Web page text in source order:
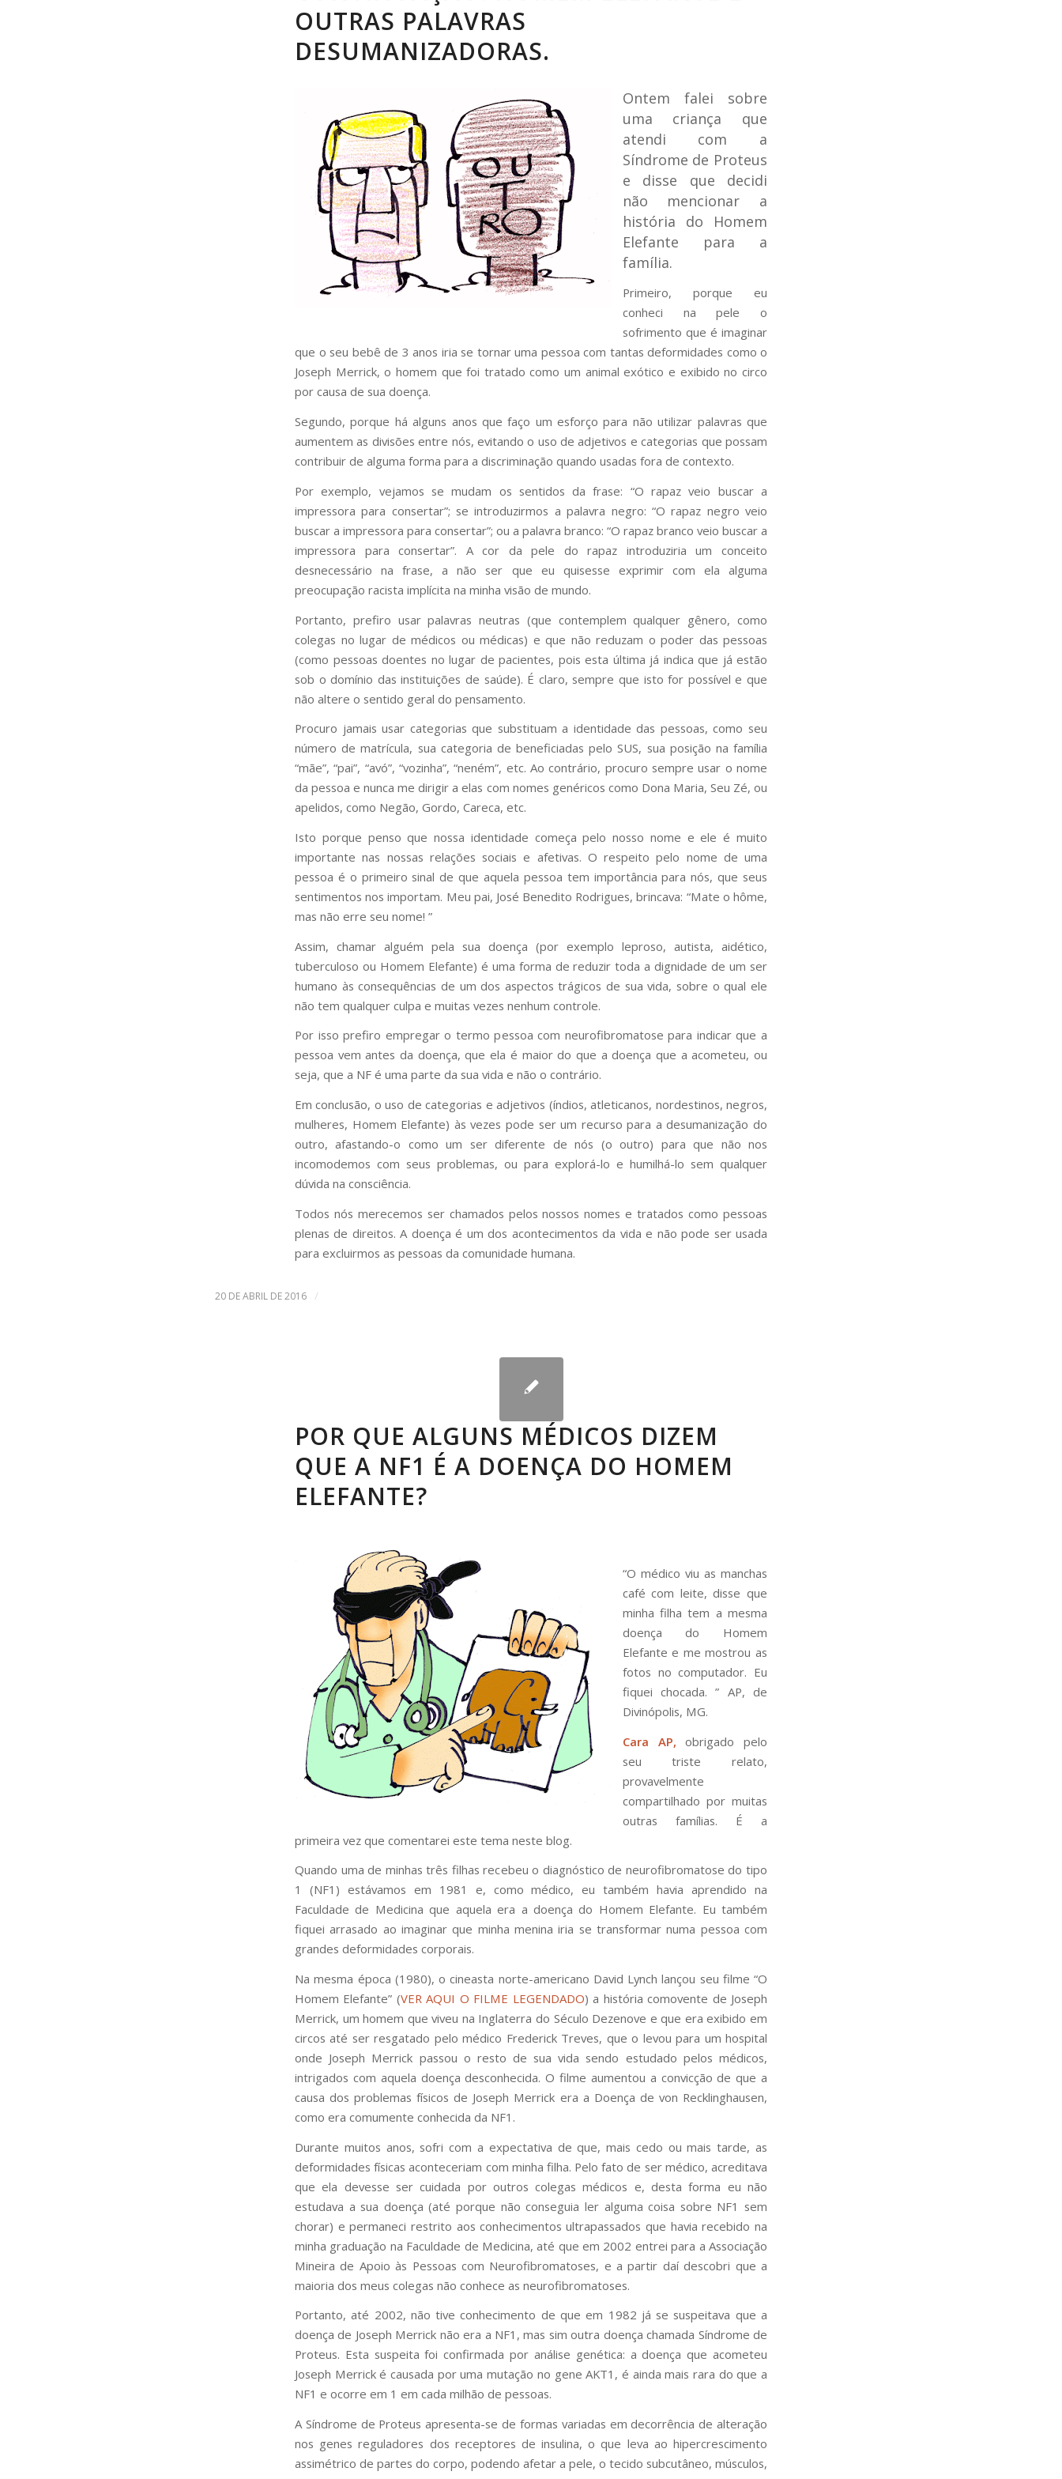
OUTRAS PALAVRAS
DESUMANIZADORAS.
Ontem falei sobre
uma criança que
atendi com a
Síndrome de Proteus
e disse que decidi
não mencionar a
história do Homem
Elefante para a
família.
Primeiro, porque eu
conheci na pele o
sofrimento que é imaginar
que o seu bebê de 3 anos iria se tornar uma pessoa com tantas deformidades como o
Joseph Merrick, o homem que foi tratado como um animal exótico e exibido no circo
por causa de sua doença.
Segundo, porque há alguns anos que faço um esforço para não utilizar palavras que
aumentem as divisões entre nós, evitando o uso de adjetivos e categorias que possam
contribuir de alguma forma para a discriminação quando usadas fora de contexto.
Por exemplo, vejamos se mudam os sentidos da frase: “O rapaz veio buscar a
impressora para consertar”; se introduzirmos a palavra negro: “O rapaz negro veio
buscar a impressora para consertar”; ou a palavra branco: “O rapaz branco veio buscar a
impressora para consertar”. A cor da pele do rapaz introduziria um conceito
desnecessário na frase, a não ser que eu quisesse exprimir com ela alguma
preocupação racista implícita na minha visão de mundo.
Portanto, prefiro usar palavras neutras (que contemplem qualquer gênero, como
colegas no lugar de médicos ou médicas) e que não reduzam o poder das pessoas
(como pessoas doentes no lugar de pacientes, pois esta última já indica que já estão
sob o domínio das instituições de saúde). É claro, sempre que isto for possível e que
não altere o sentido geral do pensamento.
Procuro jamais usar categorias que substituam a identidade das pessoas, como seu
número de matrícula, sua categoria de beneficiadas pelo SUS, sua posição na família
“mãe”, “pai”, “avó”, “vozinha”, “neném”, etc. Ao contrário, procuro sempre usar o nome
da pessoa e nunca me dirigir a elas com nomes genéricos como Dona Maria, Seu Zé, ou
apelidos, como Negão, Gordo, Careca, etc.
Isto porque penso que nossa identidade começa pelo nosso nome e ele é muito
importante nas nossas relações sociais e afetivas. O respeito pelo nome de uma
pessoa é o primeiro sinal de que aquela pessoa tem importância para nós, que seus
sentimentos nos importam. Meu pai, José Benedito Rodrigues, brincava: “Mate o hôme,
mas não erre seu nome! ”
Assim, chamar alguém pela sua doença (por exemplo leproso, autista, aidético,
tuberculoso ou Homem Elefante) é uma forma de reduzir toda a dignidade de um ser
humano às consequências de um dos aspectos trágicos de sua vida, sobre o qual ele
não tem qualquer culpa e muitas vezes nenhum controle.
Por isso prefiro empregar o termo pessoa com neurofibromatose para indicar que a
pessoa vem antes da doença, que ela é maior do que a doença que a acometeu, ou
seja, que a NF é uma parte da sua vida e não o contrário.
Em conclusão, o uso de categorias e adjetivos (índios, atleticanos, nordestinos, negros,
mulheres, Homem Elefante) às vezes pode ser um recurso para a desumanização do
outro, afastando-o como um ser diferente de nós (o outro) para que não nos
incomodemos com seus problemas, ou para explorá-lo e humilhá-lo sem qualquer
dúvida na consciência.
Todos nós merecemos ser chamados pelos nossos nomes e tratados como pessoas
plenas de direitos. A doença é um dos acontecimentos da vida e não pode ser usada
para excluirmos as pessoas da comunidade humana.
20 DE ABRIL DE 2016 /
POR QUE ALGUNS MÉDICOS DIZEM
QUE A NF1 É A DOENÇA DO HOMEM
ELEFANTE?
“O médico viu as manchas
café com leite, disse que
minha filha tem a mesma
doença do Homem
Elefante e me mostrou as
fotos no computador. Eu
fiquei chocada. ” AP, de
Divinópolis, MG.
Cara AP, obrigado pelo
seu triste relato,
provavelmente
compartilhado por muitas
outras famílias. É a
primeira vez que comentarei este tema neste blog.
Quando uma de minhas três filhas recebeu o diagnóstico de neurofibromatose do tipo
1 (NF1) estávamos em 1981 e, como médico, eu também havia aprendido na
Faculdade de Medicina que aquela era a doença do Homem Elefante. Eu também
fiquei arrasado ao imaginar que minha menina iria se transformar numa pessoa com
grandes deformidades corporais.
Na mesma época (1980), o cineasta norte-americano David Lynch lançou seu filme “O
Homem Elefante” (VER AQUI O FILME LEGENDADO) a história comovente de Joseph
Merrick, um homem que viveu na Inglaterra do Século Dezenove e que era exibido em
circos até ser resgatado pelo médico Frederick Treves, que o levou para um hospital
onde Joseph Merrick passou o resto de sua vida sendo estudado pelos médicos,
intrigados com aquela doença desconhecida. O filme aumentou a convicção de que a
causa dos problemas físicos de Joseph Merrick era a Doença de von Recklinghausen,
como era comumente conhecida da NF1.
Durante muitos anos, sofri com a expectativa de que, mais cedo ou mais tarde, as
deformidades físicas aconteceriam com minha filha. Pelo fato de ser médico, acreditava
que ela devesse ser cuidada por outros colegas médicos e, desta forma eu não
estudava a sua doença (até porque não conseguia ler alguma coisa sobre NF1 sem
chorar) e permaneci restrito aos conhecimentos ultrapassados que havia recebido na
minha graduação na Faculdade de Medicina, até que em 2002 entrei para a Associação
Mineira de Apoio às Pessoas com Neurofibromatoses, e a partir daí descobri que a
maioria dos meus colegas não conhece as neurofibromatoses.
Portanto, até 2002, não tive conhecimento de que em 1982 já se suspeitava que a
doença de Joseph Merrick não era a NF1, mas sim outra doença chamada Síndrome de
Proteus. Esta suspeita foi confirmada por análise genética: a doença que acometeu
Joseph Merrick é causada por uma mutação no gene AKT1, é ainda mais rara do que a
NF1 e ocorre em 1 em cada milhão de pessoas.
A Síndrome de Proteus apresenta-se de formas variadas em decorrência de alteração
nos genes reguladores dos receptores de insulina, o que leva ao hipercrescimento
assimétrico de partes do corpo, podendo afetar a pele, o tecido subcutâneo, músculos,